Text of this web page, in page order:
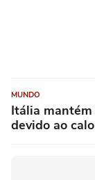
MUNDO
Itália
devido ao